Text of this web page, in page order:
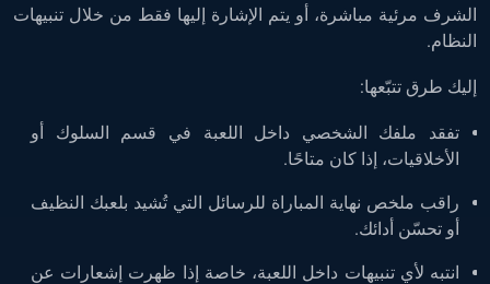
الشرف مرئية مباشرة، أو يتم الإشارة إليها فقط من خلال تنبيهات
النظام.
إليك طرق تتبّعها:
تفقد ملفك الشخصي داخل اللعبة في قسم السلوك أو
الأخلاقيات، إذا كان متاحًا.
راقب ملخص نهاية المباراة للرسائل التي تُشيد بلعبك النظيف
أو تحسّن أدائك.
انتبه لأي تنبيهات داخل اللعبة، خاصة إذا ظهرت إشعارات عن